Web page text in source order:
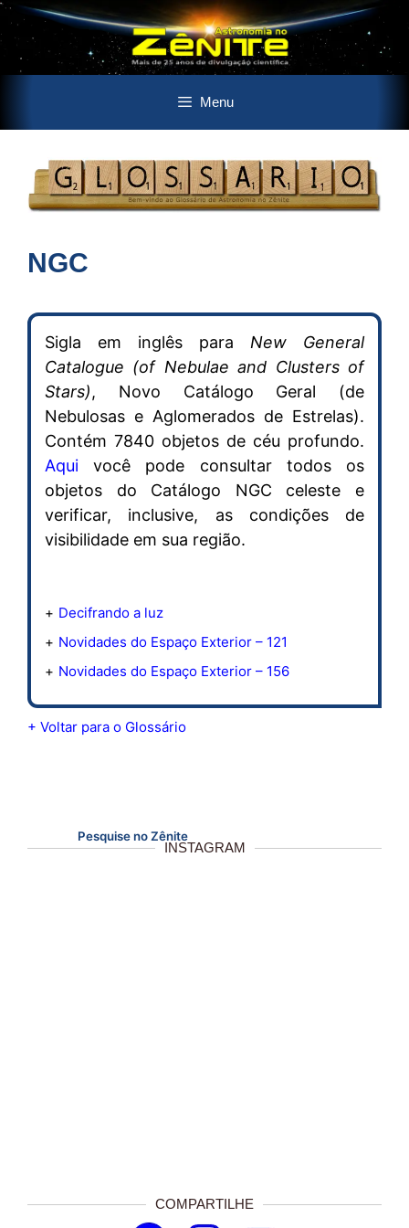
o
conteúdo
Menu
NGC
Sigla em inglês para New General
Catalogue (of Nebulae and Clusters of
Stars), Novo Catálogo Geral (de
Nebulosas e Aglomerados de Estrelas).
Contém 7840 objetos de céu profundo.
Aqui você pode consultar todos os
objetos do Catálogo NGC celeste e
verificar, inclusive, as condições de
visibilidade em sua região.
Decifrando a luz
Novidades do Espaço Exterior – 121
Novidades do Espaço Exterior – 156
+ Voltar para o Glossário
Pesquise no Zênite
INSTAGRAM
COMPARTILHE